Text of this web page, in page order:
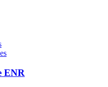
ENR